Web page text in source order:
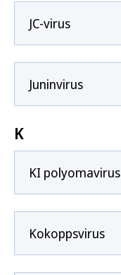
JC-virus
Juninvirus
K
KI polyomavirus
Kokoppsvirus